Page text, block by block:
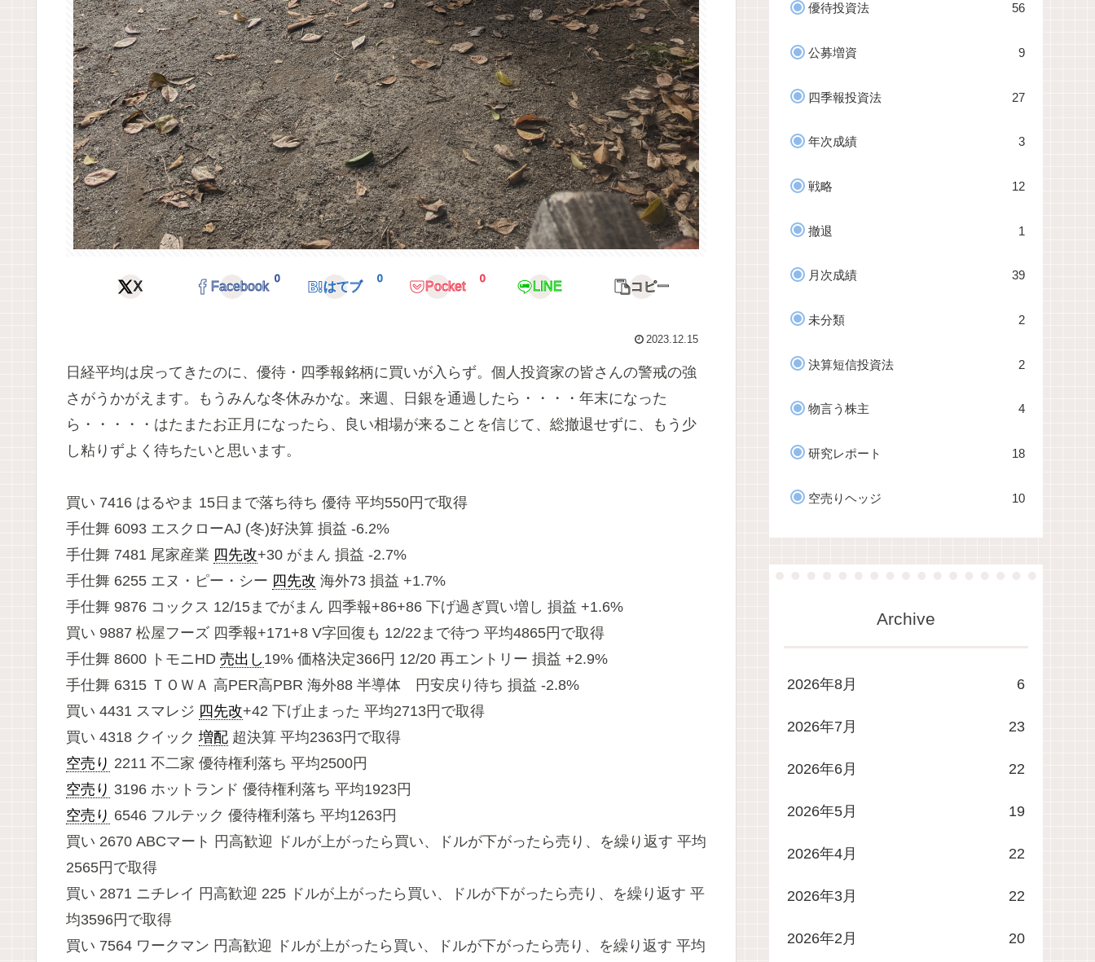
X Facebook
0
はてブ
0
Pocket
0
LINE コピー
2023.12.15
日経平均は戻ってきたのに、優待・四季報銘柄に買いが入らず。個人投資家の皆さんの警戒の強
さがうかがえます。もうみんな冬休みかな。来週、日銀を通過したら・・・・年末になった
ら・・・・・はたまたお正月になったら、良い相場が来ることを信じて、総撤退せずに、もう少
し粘りずよく待ちたいと思います。
買い 7416 はるやま 15日まで落ち待ち 優待 平均550円で取得
手仕舞 6093 エスクローAJ (冬)好決算 損益 -6.2%
手仕舞 7481 尾家産業 四先改+30 がまん 損益 -2.7%
手仕舞 6255 エヌ・ピー・シー 四先改 海外73 損益 +1.7%
手仕舞 9876 コックス 12/15までがまん 四季報+86+86 下げ過ぎ買い増し 損益 +1.6%
買い 9887 松屋フーズ 四季報+171+8 V字回復も 12/22まで待つ 平均4865円で取得
手仕舞 8600 トモニHD 売出し 19% 価格決定366円 12/20 再エントリー 損益 +2.9%
手仕舞 6315 ＴＯＷＡ 高PER高PBR 海外88 半導体 円安戻り待ち 損益 -2.8%
買い 4431 スマレジ 四先改+42 下げ止まった 平均2713円で取得
買い 4318 クイック 増配 超決算 平均2363円で取得
空売り 2211 不二家 優待権利落ち 平均2500円
空売り 3196 ホットランド 優待権利落ち 平均1923円
空売り 6546 フルテック 優待権利落ち 平均1263円
買い 2670 ABCマート 円高歓迎 ドルが上がったら買い、ドルが下がったら売り、を繰り返す 平均
2565円で取得
買い 2871 ニチレイ 円高歓迎 225 ドルが上がったら買い、ドルが下がったら売り、を繰り返す 平
均3596円で取得
買い 7564 ワークマン 円高歓迎 ドルが上がったら買い、ドルが下がったら売り、を繰り返す 平均
優待投資法 56
公募増資 9
四季報投資法 27
年次成績 3
戦略 12
撤退 1
月次成績 39
未分類 2
決算短信投資法 2
物言う株主 4
研究レポート 18
空売りヘッジ 10
Archive
2026年8月 6
2026年7月 23
2026年6月 22
2026年5月 19
2026年4月 22
2026年3月 22
2026年2月 20